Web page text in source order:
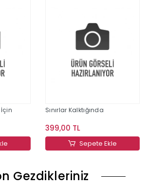
İçin
Sınırlar Kalktığında
399,00 TL
Sepete Ekle
Gezdikleriniz